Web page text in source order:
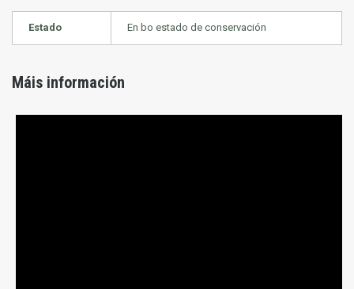
Estado En bo estado de conservación
Máis información